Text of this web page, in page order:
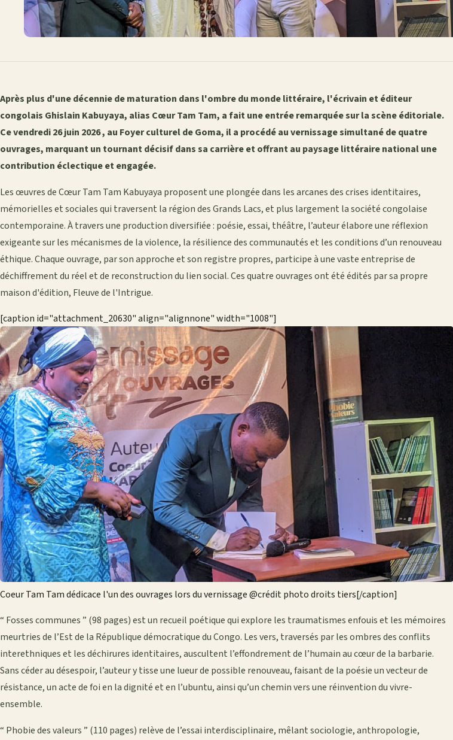
Après plus d'une décennie de maturation dans l'ombre du monde littéraire, l'écrivain et éditeur
congolais Ghislain Kabuyaya, alias Cœur Tam Tam, a fait une entrée remarquée sur la scène éditoriale.
Ce vendredi 26 juin 2026 , au Foyer culturel de Goma, il a procédé au vernissage simultané de quatre
ouvrages, marquant un tournant décisif dans sa carrière et offrant au paysage littéraire national une
contribution éclectique et engagée.
Les œuvres de Cœur Tam Tam Kabuyaya proposent une plongée dans les arcanes des crises identitaires,
mémorielles et sociales qui traversent la région des Grands Lacs, et plus largement la société congolaise
contemporaine. À travers une production diversifiée : poésie, essai, théâtre, l’auteur élabore une réflexion
exigeante sur les mécanismes de la violence, la résilience des communautés et les conditions d’un renouveau
éthique. Chaque ouvrage, par son approche et son registre propres, participe à une vaste entreprise de
déchiffrement du réel et de reconstruction du lien social. Ces quatre ouvrages ont été édités par sa propre
maison d'édition, Fleuve de l'Intrigue.
[caption id="attachment_20630" align="alignnone" width="1008"]
Coeur Tam Tam dédicace l'un des ouvrages lors du vernissage @crédit photo droits tiers[/caption]
“ Fosses communes ” (98 pages) est un recueil poétique qui explore les traumatismes enfouis et les mémoires
meurtries de l’Est de la République démocratique du Congo. Les vers, traversés par les ombres des conflits
interethniques et les déchirures identitaires, auscultent l’effondrement de l’humain au cœur de la barbarie.
Sans céder au désespoir, l’auteur y tisse une lueur de possible renouveau, faisant de la poésie un vecteur de
résistance, un acte de foi en la dignité et en l’ubuntu, ainsi qu’un chemin vers une réinvention du vivre-
ensemble.
“ Phobie des valeurs ” (110 pages) relève de l’essai interdisciplinaire, mêlant sociologie, anthropologie,